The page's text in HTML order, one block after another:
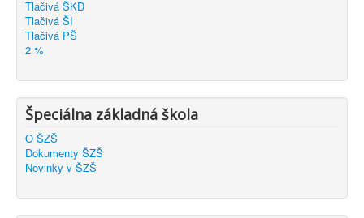
Tlačivá ŠKD
Tlačivá ŠI
Tlačivá PŠ
2 %
Špeciálna základná škola
O ŠZŠ
Dokumenty ŠZŠ
Novinky v ŠZŠ